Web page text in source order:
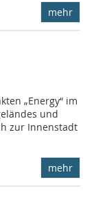
mehr
„Energy“ im
und
zur Innenstadt
mehr